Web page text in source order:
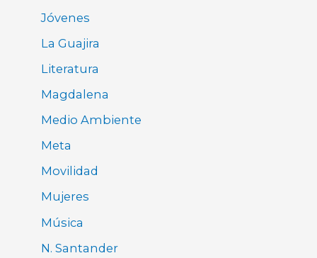
Jóvenes
La Guajira
Literatura
Magdalena
Medio Ambiente
Meta
Movilidad
Mujeres
Música
N. Santander